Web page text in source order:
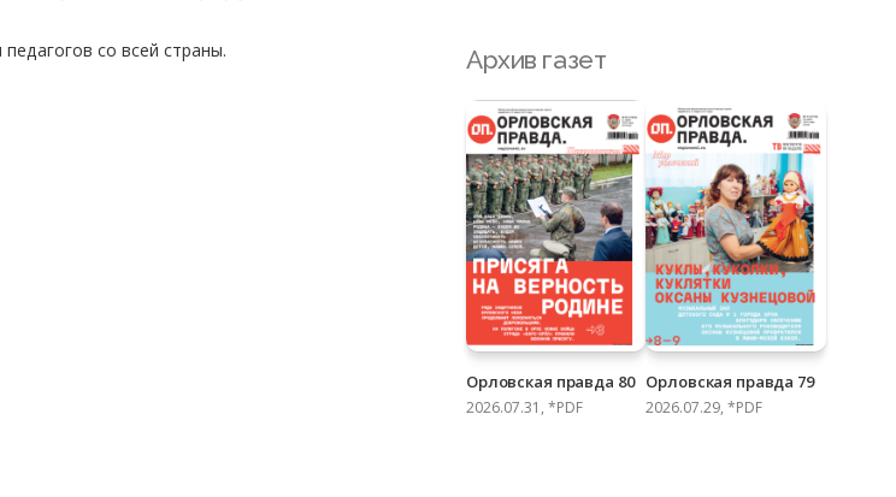
со всей страны. Архив газет
Орловская правда 80
2026.07.31, *PDF
Орловская правда 79
2026.07.29, *PDF